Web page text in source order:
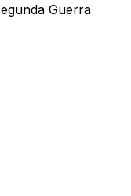
Guerra